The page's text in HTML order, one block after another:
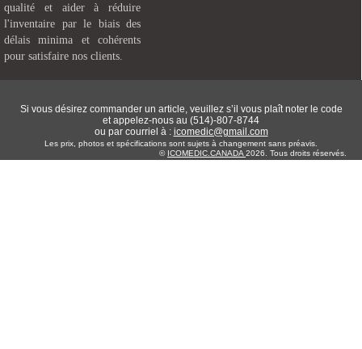
qualité et aider à réduire
l'inventaire par le biais des
délais minima et cohérents
pour satisfaire nos clients.
Si vous désirez commander un article, veuillez s’il vous plaît noter le code
et appelez-nous au (514)-807-8744
ou par courriel à : icomedic@gmail.com
Les prix, photos et spécifications sont sujets à changement sans préavis.
© ICOMEDIC.CANADA 2026. Tous droits réservés.